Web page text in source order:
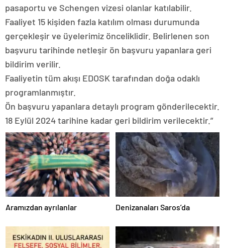
pasaportu ve Schengen vizesi olanlar katılabilir.
Faaliyet 15 kişiden fazla katılım olması durumunda
gerçekleşir ve üyelerimiz önceliklidir. Belirlenen son
başvuru tarihinde netleşir ön başvuru yapanlara geri
bildirim verilir.
Faaliyetin tüm akışı EDOSK tarafından doğa odaklı
programlanmıştır.
Ön başvuru yapanlara detaylı program gönderilecektir.
18 Eylül 2024 tarihine kadar geri bildirim verilecektir.”
Aramızdan ayrılanlar Denizanaları Saros’da